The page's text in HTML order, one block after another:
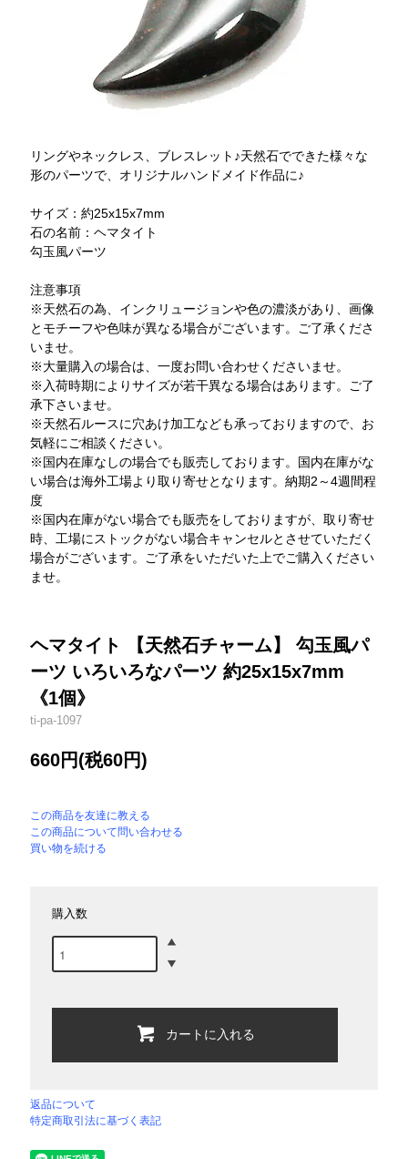
リングやネックレス、ブレスレット♪天然石でできた様々な
形のパーツで、オリジナルハンドメイド作品に♪
サイズ：約25x15x7mm
石の名前：ヘマタイト
勾玉風パーツ
注意事項
※天然石の為、インクリュージョンや色の濃淡があり、画像
とモチーフや色味が異なる場合がございます。ご了承くださ
いませ。
※大量購入の場合は、一度お問い合わせくださいませ。
※入荷時期によりサイズが若干異なる場合はあります。ご了
承下さいませ。
※天然石ルースに穴あけ加工なども承っておりますので、お
気軽にご相談ください。
※国内在庫なしの場合でも販売しております。国内在庫がな
い場合は海外工場より取り寄せとなります。納期2～4週間程
度
※国内在庫がない場合でも販売をしておりますが、取り寄せ
時、工場にストックがない場合キャンセルとさせていただく
場合がございます。ご了承をいただいた上でご購入ください
ませ。
ヘマタイト 【天然石チャーム】 勾玉風パ
ーツ いろいろなパーツ 約25x15x7mm
《1個》
ti-pa-1097
660円(税60円)
この商品を友達に教える
この商品について問い合わせる
買い物を続ける
購入数
カートに入れる
返品について
特定商取引法に基づく表記